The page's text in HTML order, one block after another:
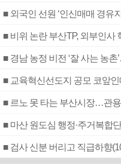
■ 외국인 선원 ‘인신매매 경유
■ 비위 논란 부산TP, 외부인사
■ 경남 농정 비전 ‘잘 사는 농
■ 교육혁신선도지 공모 코앞
■ 르노 못 타는 부산시장…관
■ 마산 원도심 행정·주거복합